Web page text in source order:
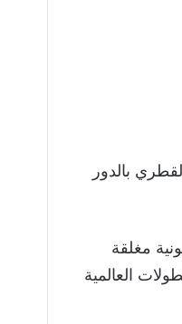
بالدور
مغلقة
العالمية